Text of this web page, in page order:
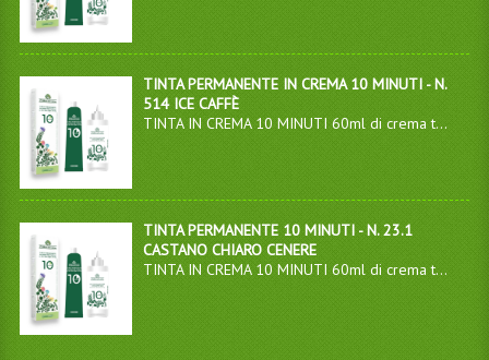
TINTA PERMANENTE IN CREMA 10 MINUTI - N.
514 ICE CAFFÈ
TINTA IN CREMA 10 MINUTI 60ml di crema t...
TINTA PERMANENTE 10 MINUTI - N. 23.1
CASTANO CHIARO CENERE
TINTA IN CREMA 10 MINUTI 60ml di crema t...